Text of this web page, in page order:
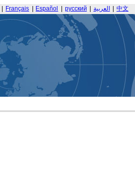
Français Español русский العربية 中文